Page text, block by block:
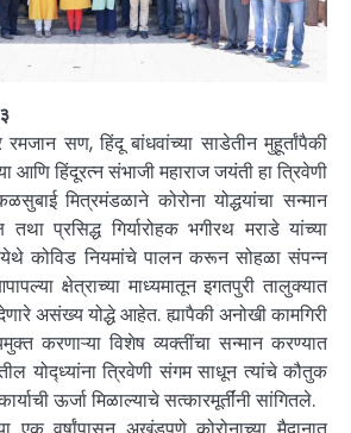
रमजान सण, हिंदू बांधवांच्या साडेतीन मुहूर्तांपैकी
आणि हिंदूरत्न संभाजी महाराज जयंती हा त्रिवेणी
मित्रमंडळाने कोरोना योद्धयांचा सन्मान
प्रसिद्ध गिर्यारोहक भगीरथ मराडे यांच्या
कोविड नियमांचे पालन करून सोहळा संपन्न
क्षेत्राच्या माध्यमातून इगतपुरी तालुक्यात
असंख्य योद्धे आहेत. ह्यापैकी अनोखी कामगिरी
करणाऱ्या विशेष व्यक्तींचा सन्मान करण्यात
योद्ध्यांना त्रिवेणी संगम साधून त्यांचे कौतुक
ऊर्जा मिळाल्याचे सत्कारमूर्तींनी सांगितले.